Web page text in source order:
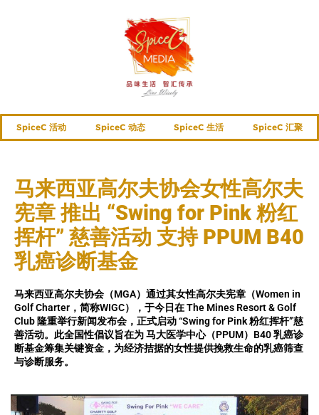
SpiceC 活动 SpiceC 动态 SpiceC 生活 SpiceC 汇聚
马来西亚高尔夫协会女性高尔夫
宪章 推出 “Swing for Pink 粉红
挥杆” 慈善活动 支持 PPUM B40
乳癌诊断基金
马来西亚高尔夫协会（MGA）通过其女性高尔夫宪章（Women in
Golf Charter，简称WIGC），于今日在 The Mines Resort & Golf
Club 隆重举行新闻发布会，正式启动 “Swing for Pink 粉红挥杆”慈
善活动。此全国性倡议旨在为 马大医学中心（PPUM）B40 乳癌诊
断基金筹集关键资金，为经济拮据的女性提供挽救生命的乳癌筛查
与诊断服务。